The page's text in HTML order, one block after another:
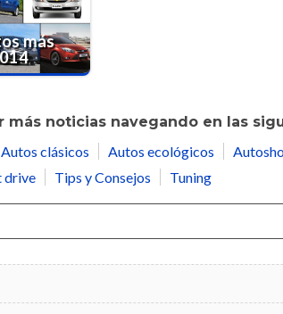
más
más noticias navegando en las
Autos clásicos Autos ecológicos
drive Tips y Consejos Tuning